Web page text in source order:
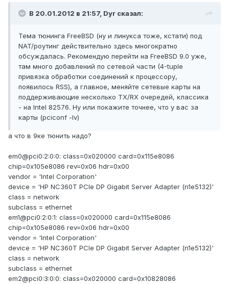
В 20.01.2012 в 21:57, Dyr сказал:
Тема тюнинга FreeBSD (ну и линукса тоже, кстати) под
NAT/роутинг действительно здесь многократно
обсуждалась. Рекомендую перейти на FreeBSD 9.0 уже,
там много добавлений по сетевой части (4-tuple
привязка обработки соединений к процессору,
появилось RSS), а главное, меняйте сетевые карты на
поддерживающие несколько TX/RX очередей, классика
- на Intel 82576. Ну или покажите точнее, что у вас за
карты (pciconf -lv)
а что в 9ке тюнить надо?
em0@pci0:2:0:0: class=0x020000 card=0x115e8086
chip=0x105e8086 rev=0x06 hdr=0x00
vendor = 'Intel Corporation'
device = 'HP NC360T PCIe DP Gigabit Server Adapter (n1e5132)'
class = network
subclass = ethernet
em1@pci0:2:0:1: class=0x020000 card=0x115e8086
chip=0x105e8086 rev=0x06 hdr=0x00
vendor = 'Intel Corporation'
device = 'HP NC360T PCIe DP Gigabit Server Adapter (n1e5132)'
class = network
subclass = ethernet
em2@pci0:3:0:0: class=0x020000 card=0x10828086